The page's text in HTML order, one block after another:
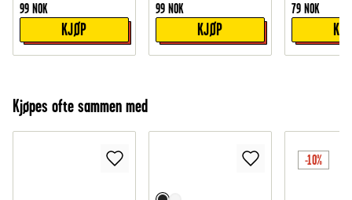
99 NOK
KJØP
99 NOK
KJØP
79 NOK
Kjøpes ofte sammen med
-10%